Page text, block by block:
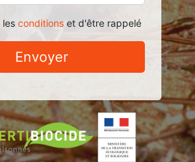
conditionset d'être rappelé
Envoyer